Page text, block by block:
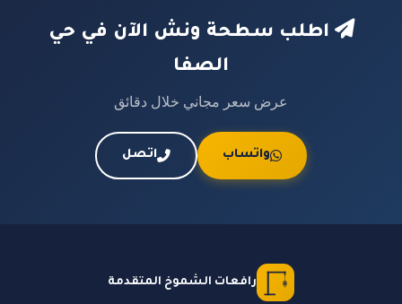
اطلب سطحة ونش الآن في حي
الصفا
عرض سعر مجاني خلال دقائق
واتساب اتصل
رافعات الشموخ المتقدمة